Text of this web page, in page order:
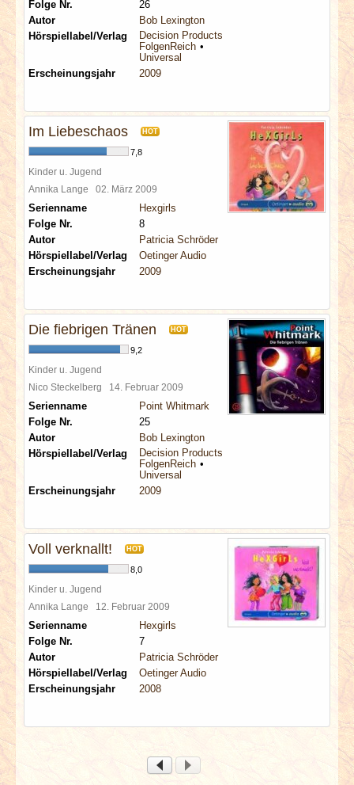
Folge Nr.
26
Autor
Bob Lexington
Hörspiellabel/Verlag
Decision Products
FolgenReich
Universal
Erscheinungsjahr
2009
Im Liebeschaos HOT
7,8
Kinder u. Jugend
Annika Lange 02. März 2009
Serienname
Hexgirls
Folge Nr.
8
Autor
Patricia Schröder
Hörspiellabel/Verlag
Oetinger Audio
Erscheinungsjahr
2009
Die fiebrigen Tränen HOT
9,2
Kinder u. Jugend
Nico Steckelberg 14. Februar 2009
Serienname
Point Whitmark
Folge Nr.
25
Autor
Bob Lexington
Hörspiellabel/Verlag
Decision Products
FolgenReich
Universal
Erscheinungsjahr
2009
Voll verknallt! HOT
8,0
Kinder u. Jugend
Annika Lange 12. Februar 2009
Serienname
Hexgirls
Folge Nr.
7
Autor
Patricia Schröder
Hörspiellabel/Verlag
Oetinger Audio
Erscheinungsjahr
2008